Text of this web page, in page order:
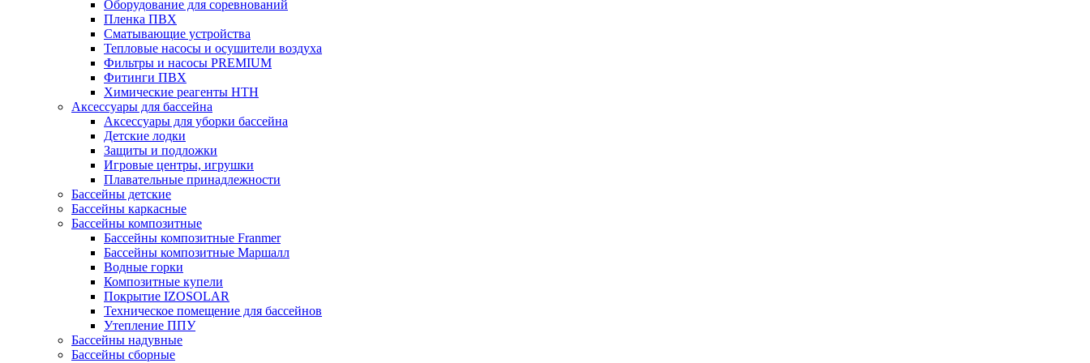
Оборудование для соревнований
Пленка ПВХ
Сматывающие устройства
Тепловые насосы и осушители воздуха
Фильтры и насосы PREMIUM
Фитинги ПВХ
Химические реагенты HTH
Аксессуары для бассейна
Аксессуары для уборки бассейна
Детские лодки
Защиты и подложки
Игровые центры, игрушки
Плавательные принадлежности
Бассейны детские
Бассейны каркасные
Бассейны композитные
Бассейны композитные Franmer
Бассейны композитные Маршалл
Водные горки
Композитные купели
Покрытие IZOSOLAR
Техническое помещение для бассейнов
Утепление ППУ
Бассейны надувные
Бассейны сборные